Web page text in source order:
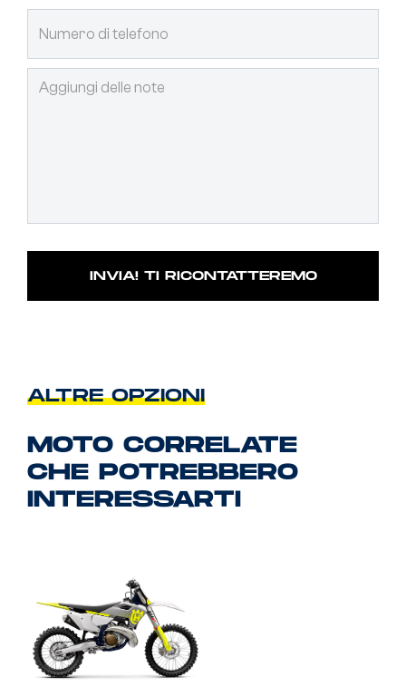
ALTRE OPZIONI
MOTO CORRELATE
CHE POTREBBERO
INTERESSARTI